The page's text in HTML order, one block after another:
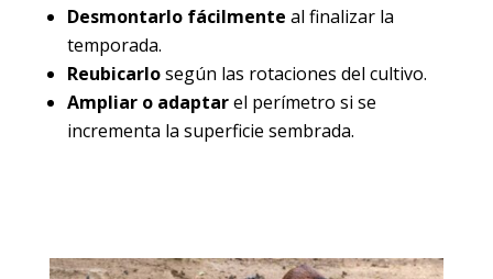
Desmontarlo fácilmente al finalizar la
temporada.
Reubicarlosegún las rotaciones del cultivo.
Ampliar o adaptarel perímetro si se
incrementa la superficie sembrada.